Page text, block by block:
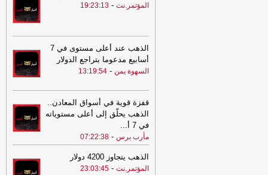
المؤتمر.نت -
19:23:13
الذهب عند أعلى مستوى في 7
أسابيع مدعوما بتراجع الدولار
السهوة يمن -
13:19:54
قفزة قوية في أسواق المعادن..
الذهب يحلّق إلى أعلى مستوياته
في 7 أ
...
مأرب برس -
07:22:38
الذهب يتجاوز 4200 دولار
المؤتمر.نت -
23:03:45